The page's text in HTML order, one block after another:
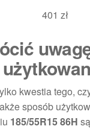
401 zł
kwestia tego,
sposób
185/55R15 86H